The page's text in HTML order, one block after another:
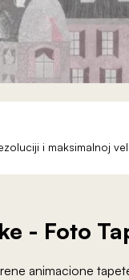
i maksimalnoj
- Foto
animacione